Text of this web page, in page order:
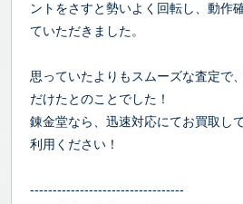
ントをさすと勢いよく回転し、動作
ていただきました。
思っていたよりもスムーズな査定で
だけたとのことでした！
錬金堂なら、迅速対応にてお買取し
利用ください！
----------------------------------